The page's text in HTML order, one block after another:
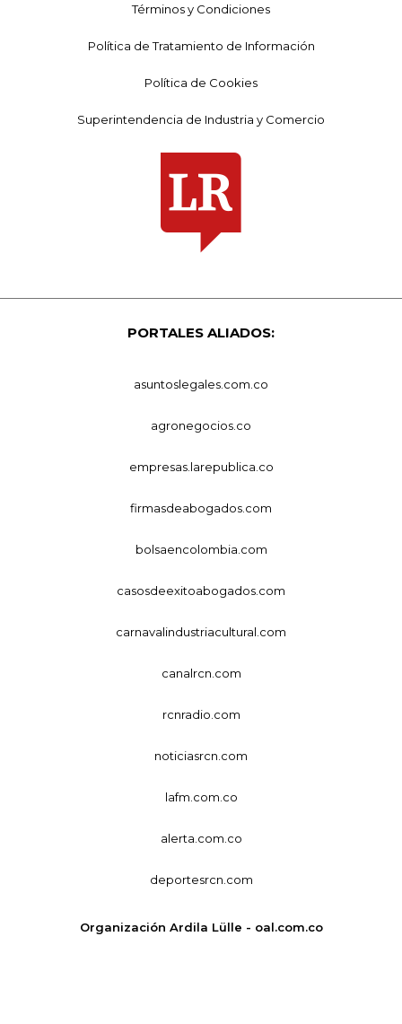
Términos y Condiciones
Política de Tratamiento de Información
Política de Cookies
Superintendencia de Industria y Comercio
PORTALES ALIADOS:
asuntoslegales.com.co
agronegocios.co
empresas.larepublica.co
firmasdeabogados.com
bolsaencolombia.com
casosdeexitoabogados.com
carnavalindustriacultural.com
canalrcn.com
rcnradio.com
noticiasrcn.com
lafm.com.co
alerta.com.co
deportesrcn.com
Organización Ardila Lülle - oal.com.co